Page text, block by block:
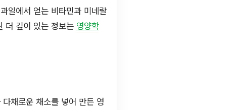
일에서 얻는 비타민과 미네랄
더 깊이 있는 정보는 영양학
다채로운 채소를 넣어 만든 영